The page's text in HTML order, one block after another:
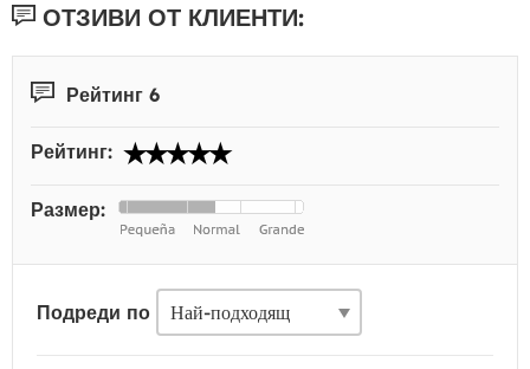
ОТЗИВИ ОТ КЛИЕНТИ:
Рейтинг 6
Рейтинг:
Размер:
Подреди по